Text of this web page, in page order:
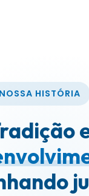
NOSSA HISTÓRIA